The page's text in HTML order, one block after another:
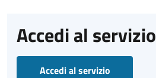
Accedi al servizio
Accedi al servizio